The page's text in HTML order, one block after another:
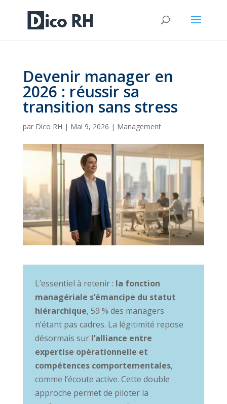
Devenir manager en
2026 : réussir sa
transition sans stress
par Dico RH | Mai 9, 2026 | Management
L’essentiel à retenir : la fonction
managériale s’émancipe du statut
hiérarchique, 59 % des managers
n’étant pas cadres. La légitimité repose
désormais sur l’alliance entre
expertise opérationnelle et
compétences comportementales,
comme l’écoute active. Cette double
approche permet de piloter la